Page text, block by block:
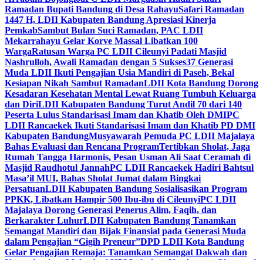
Ramadan Bupati Bandung di Desa RahayuSafari Ramadan
1447 H, LDII Kabupaten Bandung Apresiasi Kinerja
PemkabSambut Bulan Suci Ramadan, PAC LDII
Mekarrahayu Gelar Korve Massal Libatkan 100
WargaRatusan Warga PC LDII Cileunyi Padati Masjid
Nashrulloh, Awali Ramadan dengan 5 Sukses37 Generasi
Muda LDII Ikuti Pengajian Usia Mandiri di Paseh, Bekal
Kesiapan Nikah Sambut RamadanLDII Kota Bandung Dorong
Kesadaran Kesehatan Mental Lewat Ruang Tumbuh Keluarga
dan DiriLDII Kabupaten Bandung Turut Andil 70 dari 140
Peserta Lulus Standarisasi Imam dan Khatib Oleh DMIPC
LDII Rancaekek Ikuti Standarisasi Imam dan Khatib PD DMI
Kabupaten BandungMusyawarah Pemuda PC LDII Majalaya
Bahas Evaluasi dan Rencana ProgramTertibkan Sholat, Jaga
Rumah Tangga Harmonis, Pesan Usman Ali Saat Ceramah di
Masjid Raudhotul JannahPC LDII Rancaekek Hadiri Bahtsul
Masa’il MUI, Bahas Sholat Jumat dalam Bingkai
PersatuanLDII Kabupaten Bandung Sosialisasikan Program
PPKK, Libatkan Hampir 500 Ibu-ibu di CileunyiPC LDII
Majalaya Dorong Generasi Penerus Alim, Faqih, dan
Berkarakter LuhurLDII Kabupaten Bandung Tanamkan
Semangat Mandiri dan Bijak Finansial pada Generasi Muda
dalam Pengajian “Gigih Preneur”DPD LDII Kota Bandung
Gelar Pengajian Remaja: Tanamkan Semangat Dakwah dan